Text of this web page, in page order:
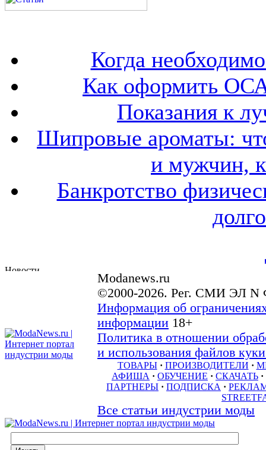
Когда
Как оформить
Показания к
Шипровые ароматы:
и мужчин,
Банкротство
Modanews.ru
©2000-2026. Рег. СМИ ЭЛ N
Информация об
информации 18+
Политика в отношении
и использования файлов
ТОВАРЫ · ПРОИЗВОДИТЕЛИ ·
АФИША · ОБУЧЕНИЕ · СКАЧАТЬ ·
ПАРТНЕРЫ · ПОДПИСКА ·
Все статьи индустрии моды